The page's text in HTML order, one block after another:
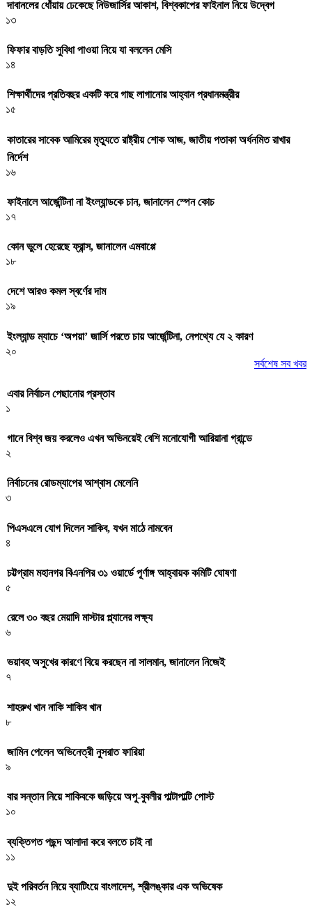
দাবানলের ধোঁয়ায় ঢেকেছে নিউজার্সির আকাশ, বিশ্বকাপের ফাইনাল নিয়ে উদ্বেগ
১৩
ফিফার বাড়তি সুবিধা পাওয়া নিয়ে যা বললেন মেসি
১৪
শিক্ষার্থীদের প্রতিবছর একটি করে গাছ লাগানোর আহ্বান প্রধানমন্ত্রীর
১৫
কাতারের সাবেক আমিরের মৃত্যুতে রাষ্ট্রীয় শোক আজ, জাতীয় পতাকা অর্ধনমিত রাখার
নির্দেশ
১৬
ফাইনালে আর্জেন্টিনা না ইংল্যান্ডকে চান, জানালেন স্পেন কোচ
১৭
কোন ভুলে হেরেছে ফ্রান্স, জানালেন এমবাপ্পে
১৮
দেশে আরও কমল স্বর্ণের দাম
১৯
ইংল্যান্ড ম্যাচে ‘অপয়া’ জার্সি পরতে চায় আর্জেন্টিনা, নেপথ্যে যে ২ কারণ
২০
সর্বশেষ সব খবর
এবার নির্বাচন পেছানোর প্রস্তাব
১
গানে বিশ্ব জয় করলেও এখন অভিনয়েই বেশি মনোযোগী আরিয়ানা গ্রান্ডে
২
নির্বাচনের রোডম্যাপের আশ্বাস মেলেনি
৩
পিএসএলে যোগ দিলেন সাকিব, যখন মাঠে নামবেন
৪
চট্টগ্রাম মহানগর বিএনপির ৩১ ওয়ার্ডে পূর্ণাঙ্গ আহ্বায়ক কমিটি ঘোষণা
৫
রেলে ৩০ বছর মেয়াদি মাস্টার প্ল্যানের লক্ষ্য
৬
ভয়াবহ অসুখের কারণে বিয়ে করছেন না সালমান, জানালেন নিজেই
৭
শাহরুখ খান নাকি শাকিব খান
৮
জামিন পেলেন অভিনেত্রী নুসরাত ফারিয়া
৯
বার সন্তান নিয়ে শাকিবকে জড়িয়ে অপু-বুবলীর পাল্টাপাল্টি পোস্ট
১০
ব্যক্তিগত পছন্দ আলাদা করে বলতে চাই না
১১
দুই পরিবর্তন নিয়ে ব্যাটিংয়ে বাংলাদেশ, শ্রীলঙ্কার এক অভিষেক
১২